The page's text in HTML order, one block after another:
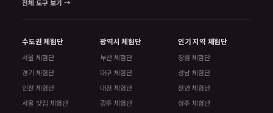
전체 도구 보기 →
수도권 체험단
서울 체험단
경기 체험단
인천 체험단
서울 맛집 체험단
광역시 체험단
부산 체험단
대구 체험단
대전 체험단
광주 체험단
인기 지역 체험단
창원 체험단
성남 체험단
천안 체험단
청주 체험단